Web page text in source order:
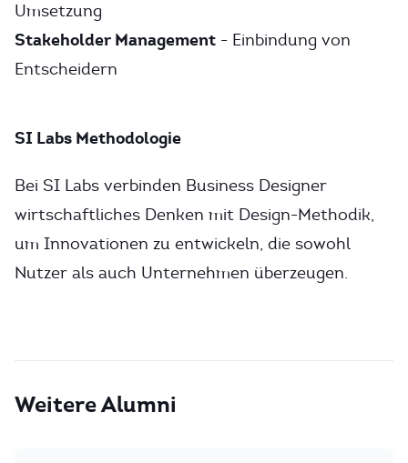
Umsetzung
Stakeholder Management - Einbindung von
Entscheidern
SI Labs Methodologie
Bei SI Labs verbinden Business Designer
wirtschaftliches Denken mit Design-Methodik,
um Innovationen zu entwickeln, die sowohl
Nutzer als auch Unternehmen überzeugen.
Weitere Alumni